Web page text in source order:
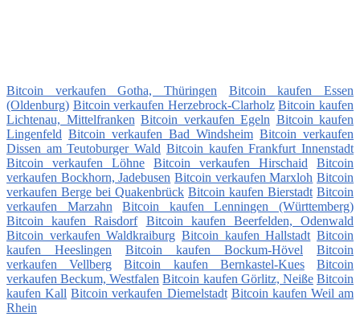
Bitcoin verkaufen Gotha, Thüringen
Bitcoin kaufen Essen
(Oldenburg) Bitcoin verkaufen Herzebrock-Clarholz Bitcoin kaufen
Lichtenau, Mittelfranken Bitcoin verkaufen Egeln Bitcoin kaufen
Lingenfeld Bitcoin verkaufen Bad Windsheim Bitcoin verkaufen
Dissen am Teutoburger Wald Bitcoin kaufen Frankfurt Innenstadt
Bitcoin verkaufen Löhne
Bitcoin verkaufen Hirschaid
Bitcoin
verkaufen Bockhorn, Jadebusen Bitcoin verkaufen Marxloh Bitcoin
verkaufen Berge bei Quakenbrück Bitcoin kaufen Bierstadt Bitcoin
verkaufen Marzahn
Bitcoin kaufen Lenningen (Württemberg)
Bitcoin kaufen Raisdorf
Bitcoin kaufen Beerfelden, Odenwald
Bitcoin verkaufen Waldkraiburg Bitcoin kaufen Hallstadt Bitcoin
kaufen Heeslingen
Bitcoin kaufen Bockum-Hövel
Bitcoin
verkaufen Vellberg
Bitcoin kaufen Bernkastel-Kues
Bitcoin
verkaufen Beckum, Westfalen Bitcoin kaufen Görlitz, Neiße Bitcoin
kaufen Kall Bitcoin verkaufen Diemelstadt Bitcoin kaufen Weil am
Rhein